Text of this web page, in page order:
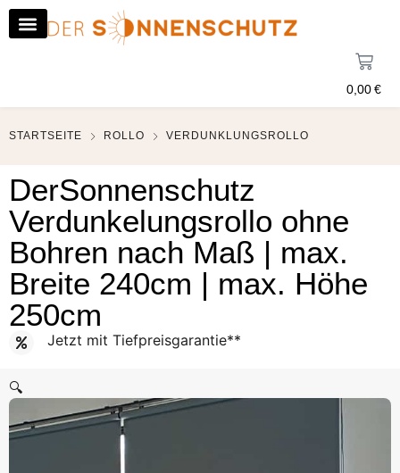
0,00€
STARTSEITE ROLLO VERDUNKLUNGSROLLO
DerSonnenschutz
Verdunkelungsrollo ohne
Bohren nach Maß | max.
Breite 240cm | max. Höhe
250cm
Jetzt mit Tiefpreisgarantie**
🔍